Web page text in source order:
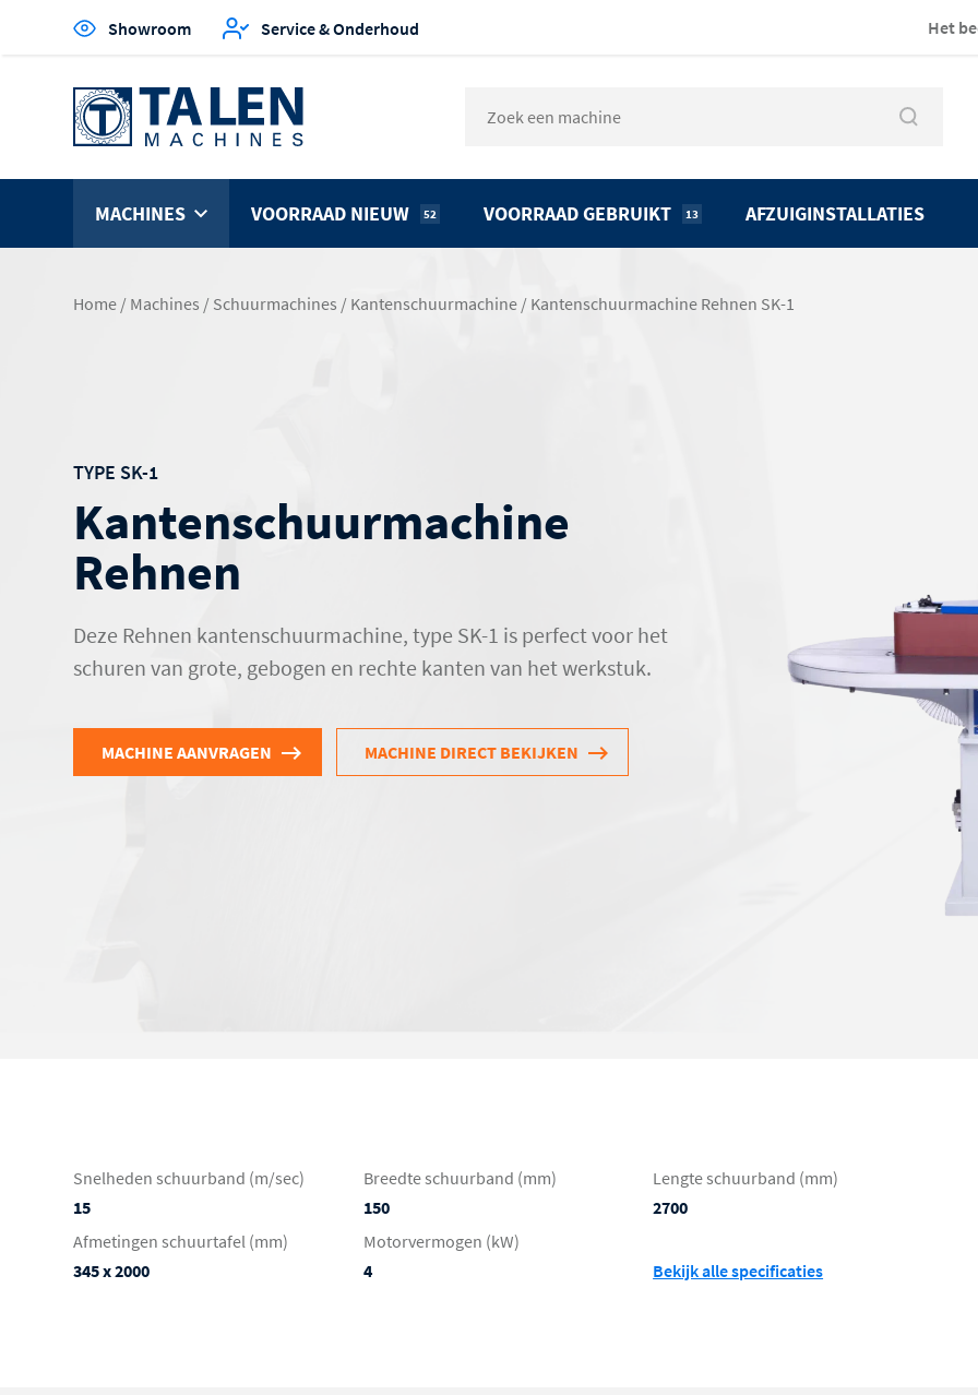
Showroom Service & Onderhoud Het
MACHINES VOORRAAD NIEUW 52 VOORRAAD GEBRUIKT 13 AFZUIGINSTALLATIES
Home / Machines / Schuurmachines / Kantenschuurmachine / Kantenschuurmachine Rehnen SK-1
TYPE SK-1
Kantenschuurmachine
Rehnen
Deze Rehnen kantenschuurmachine, type SK-1 is perfect voor het
schuren van grote, gebogen en rechte kanten van het werkstuk.
MACHINE AANVRAGEN MACHINE DIRECT BEKIJKEN
Snelheden schuurband (m/sec)
15
Breedte schuurband (mm)
150
Lengte schuurband (mm)
2700
Afmetingen schuurtafel (mm)
345 x 2000
Motorvermogen (kW)
4
Bekijk alle specificaties